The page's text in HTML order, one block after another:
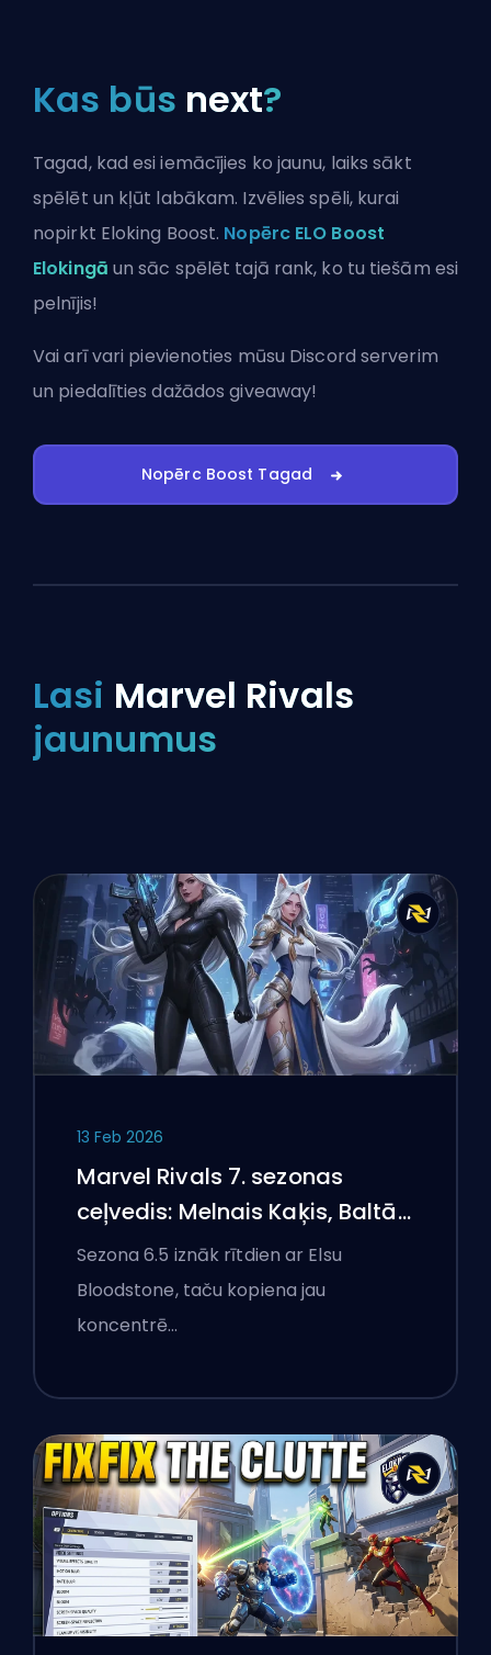
Kas būs next?
Tagad, kad esi iemācījies ko jaunu, laiks sākt
spēlēt un kļūt labākam. Izvēlies spēli, kurai
nopirkt Eloking Boost. Nopērc ELO Boost
Elokingā un sāc spēlēt tajā rank, ko tu tiešām esi
pelnījis!
Vai arī vari pievienoties mūsu Discord serverim
un piedalīties dažādos giveaway!
Nopērc Boost Tagad
Lasi Marvel Rivals
jaunumus
13 Feb 2026
Marvel Rivals 7. sezonas
ceļvedis: Melnais Kaķis, Baltā
Foksa un Monstri Ņujorkā
Sezona 6.5 iznāk rītdien ar Elsu
Bloodstone, taču kopiena jau
koncentrē…